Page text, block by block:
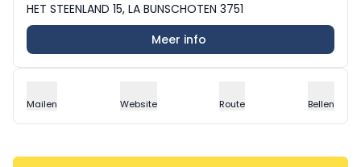
HET STEENLAND 15, LA BUNSCHOTEN 3751
Meer info
Mailen Website Route Bellen